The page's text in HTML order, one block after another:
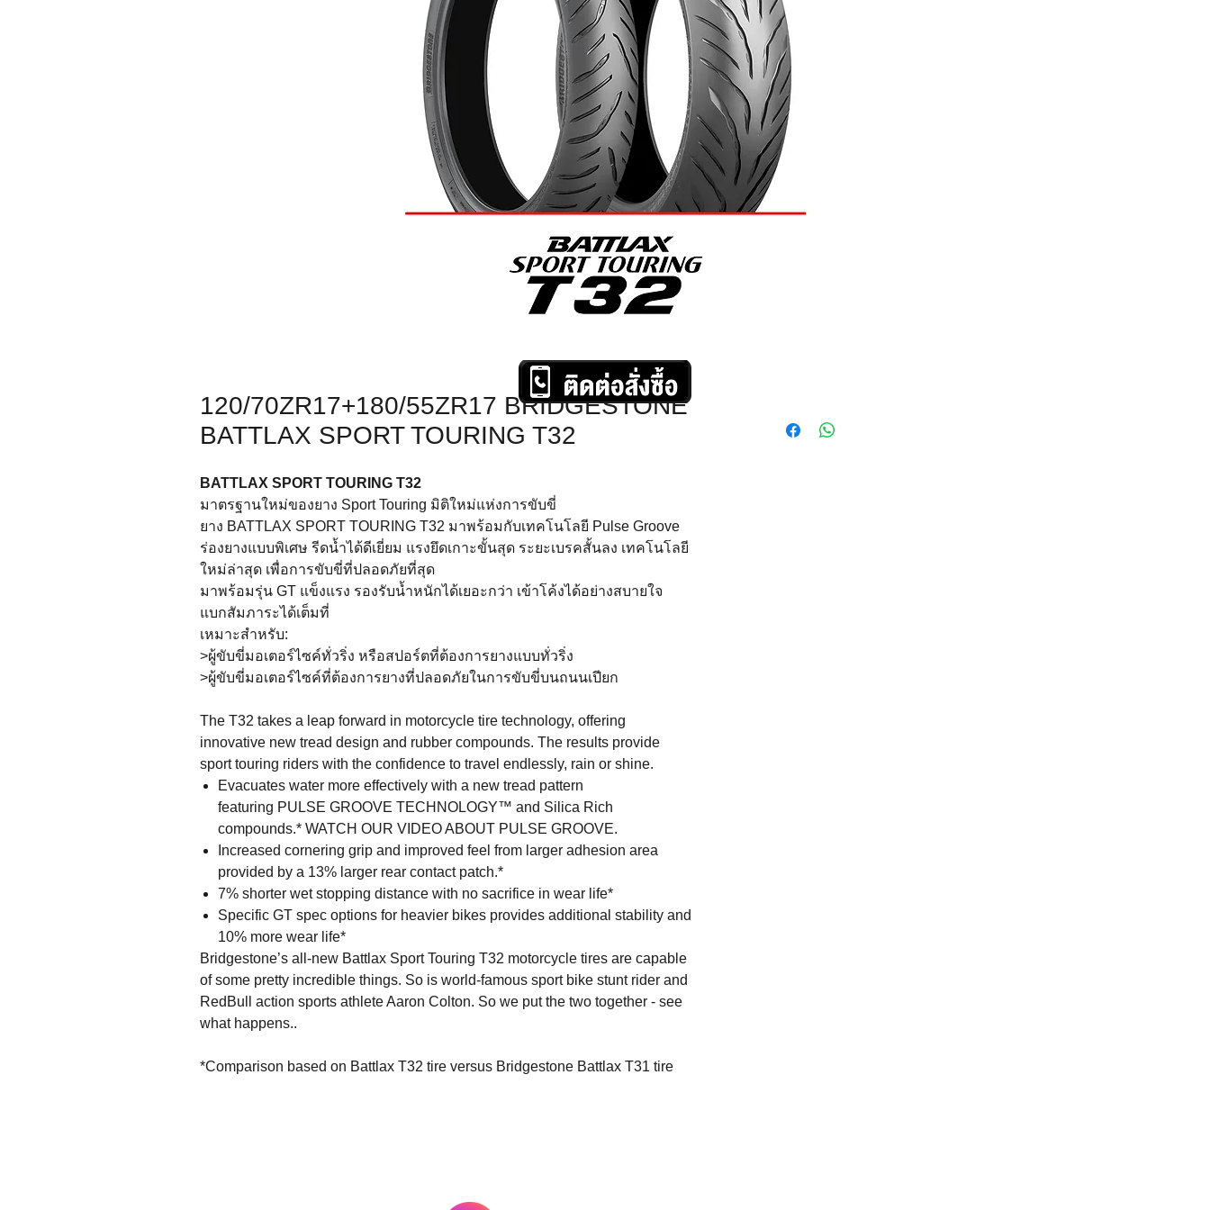
120/70ZR17+180/55ZR17 BRIDGESTONE
BATTLAX SPORT TOURING T32
BATTLAX SPORT TOURING T32
มาตรฐานใหม่ของยาง Sport Touring มิติใหม่แห่งการขับขี่
ยาง BATTLAX SPORT TOURING T32 มาพร้อมกับเทคโนโลยี Pulse Groove
ร่องยางแบบพิเศษ รีดน้ำได้ดีเยี่ยม แรงยึดเกาะขั้นสุด ระยะเบรคสั้นลง เทคโนโลยี
ใหม่ล่าสุด เพื่อการขับขี่ที่ปลอดภัยที่สุด
มาพร้อมรุ่น GT แข็งแรง รองรับน้ำหนักได้เยอะกว่า เข้าโค้งได้อย่างสบายใจ
แบกสัมภาระได้เต็มที่
เหมาะสำหรับ:
>ผู้ขับขี่มอเตอร์ไซค์ทั่วริ่ง หรือสปอร์ตที่ต้องการยางแบบทั่วริ่ง
>ผู้ขับขี่มอเตอร์ไซค์ที่ต้องการยางที่ปลอดภัยในการขับขี่บนถนนเปียก
The T32 takes a leap forward in motorcycle tire technology, offering
innovative new tread design and rubber compounds. The results provide
sport touring riders with the confidence to travel endlessly, rain or shine.
Evacuates water more effectively with a new tread pattern
featuring PULSE GROOVE TECHNOLOGY™ and Silica Rich
compounds.* WATCH OUR VIDEO ABOUT PULSE GROOVE.
Increased cornering grip and improved feel from larger adhesion area
provided by a 13% larger rear contact patch.*
7% shorter wet stopping distance with no sacrifice in wear life*
Specific GT spec options for heavier bikes provides additional stability and
10% more wear life*
Bridgestone’s all-new Battlax Sport Touring T32 motorcycle tires are capable
of some pretty incredible things. So is world-famous sport bike stunt rider and
RedBull action sports athlete Aaron Colton. So we put the two together - see
what happens..
*Comparison based on Battlax T32 tire versus Bridgestone Battlax T31 tire